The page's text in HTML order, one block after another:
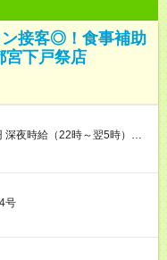
ン接客◎！食事補助
宮下戸祭店
夜時給（22時～翌5時）：
り上げで一ヶ月とさせてい
(研修中も同時給）
号